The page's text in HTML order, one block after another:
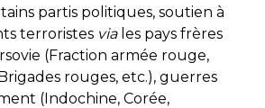
partis politiques, soutien à
terroristes viales pays frères
(Fraction armée rouge,
rouges, etc.), guerres
(Indochine, Corée,